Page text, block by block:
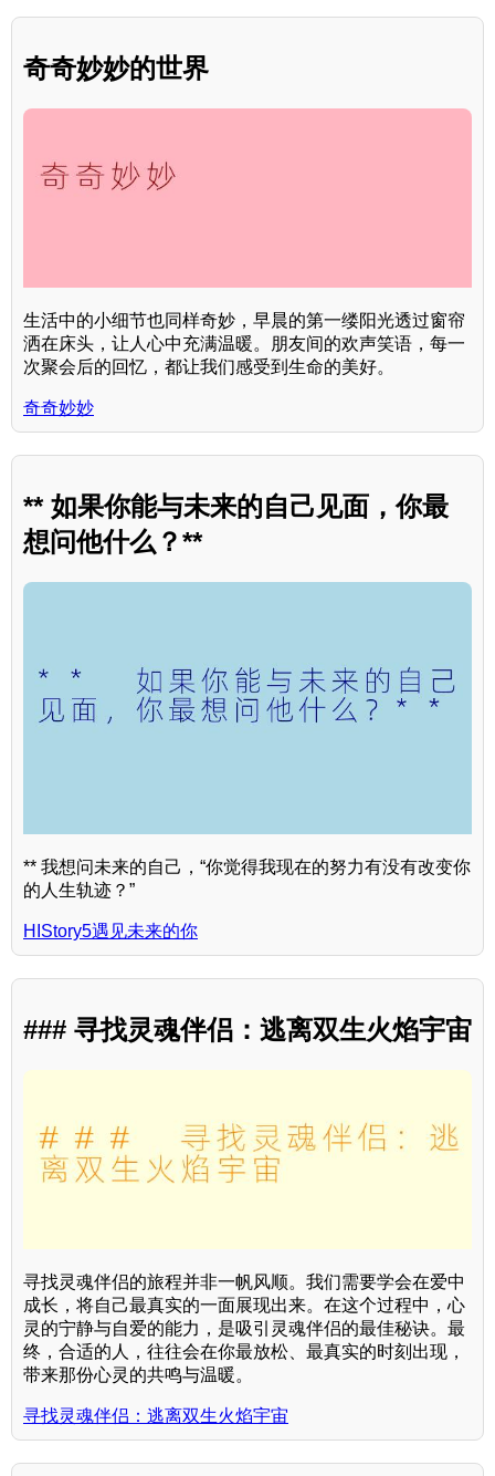
奇奇妙妙的世界
生活中的小细节也同样奇妙，早晨的第一缕阳光透过窗帘
洒在床头，让人心中充满温暖。朋友间的欢声笑语，每一
次聚会后的回忆，都让我们感受到生命的美好。
奇奇妙妙
** 如果你能与未来的自己见面，你最
想问他什么？**
** 我想问未来的自己，“你觉得我现在的努力有没有改变你
的人生轨迹？”
HIStory5遇见未来的你
### 寻找灵魂伴侣：逃离双生火焰宇宙
寻找灵魂伴侣的旅程并非一帆风顺。我们需要学会在爱中
成长，将自己最真实的一面展现出来。在这个过程中，心
灵的宁静与自爱的能力，是吸引灵魂伴侣的最佳秘诀。最
终，合适的人，往往会在你最放松、最真实的时刻出现，
带来那份心灵的共鸣与温暖。
寻找灵魂伴侣：逃离双生火焰宇宙